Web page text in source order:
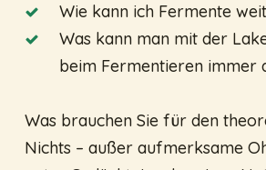
Wie kann ich Fermente
Was kann man mit der
beim Fermentieren immer
Was brauchen Sie für den
Nichts – außer aufmerksame